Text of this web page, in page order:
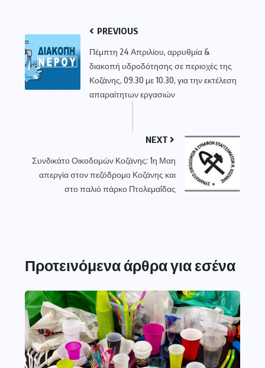
PREVIOUS
Πέμπτη 24 Απριλίου, αρρυθμία &
διακοπή υδροδότησης σε περιοχές της
Κοζάνης, 09.30 με 10.30, για την εκτέλεση
απαραίτητων εργασιών
NEXT
Συνδικάτο Οικοδομών Κοζάνης: 1η Μαη
απεργία στον πεζόδρομο Κοζάνης και
στο παλιό πάρκο Πτολεμαΐδας
Προτεινόμενα άρθρα για εσένα